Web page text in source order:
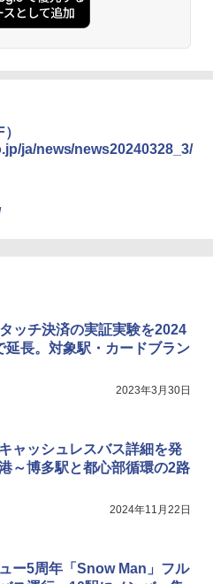
たみ 防災グッズ 災害用トイレ ビ
ック ポップアップテント 携帯 簡
テント (グレー)
BASE 《めざましテレビで紹介》
タッチ RENEW 幅200 2-3人用 43
ーズコレクション 山善] 傘みたいに
用 簡単設置 ポップアップテント P
エクルベージュ
ステンレス保冷剤 2個セット 2
ーアル 急速冷凍 空間倍増 衛生的
バンドック)ソロ ドーム 1 EX BDK
キ ソロキャンプ ポリエステル フ
ム型 テント
ーライト 強力 小型 緑色/赤色/青紫色
機能設計 持ち運び便利 アウトド
ス/教育現場/展示会用 緑
ja/news/news20240328_3/
ッチ決済の実証実験を2024
延長。対象駅・カードブラン
2023年3月30日
ャッシュレスバス詳細を発
～博多駅と都心部循環の2路
2024年11月22日
ー5周年「Snow Man」フル